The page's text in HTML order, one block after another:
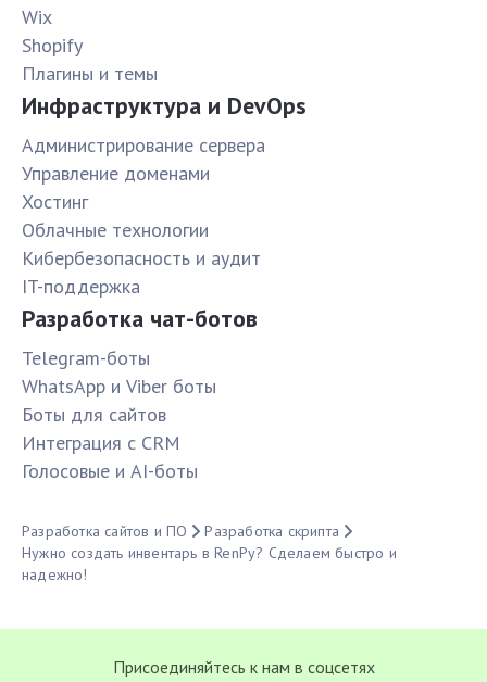
Wix
Shopify
Плагины и темы
Инфраструктура и DevOps
Администрирование сервера
Управление доменами
Хостинг
Облачные технологии
Кибербезопасность и аудит
IT-поддержка
Разработка чат-ботов
Telegram-боты
WhatsApp и Viber боты
Боты для сайтов
Интеграция с CRM
Голосовые и AI-боты
Разработка сайтов и ПО
Разработка скрипта
Нужно создать инвентарь в RenPy? Сделаем быстро и
надежно!
Присоединяйтесь к нам в соцсетях